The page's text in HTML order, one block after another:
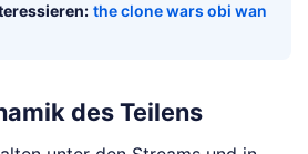
the clone wars obi wan
des Teilens